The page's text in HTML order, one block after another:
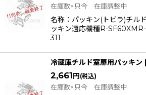
在庫数×只今 在庫調整中
名称：パッキン(トビラ)チル
ッキン適応機種R-
311
冷蔵庫チルド室扉用パッキン
2,661円(税込)
在庫数×只今 在庫調整中